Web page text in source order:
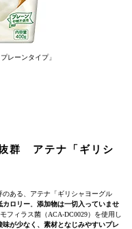
レーンタイプ」
群
アテナ「ギリシ
ある、アテナ「ギリシャヨーグル
カロリー
添加物は一切入っていませ
フィラス菌（ACA-DC0029）を使用し
味が少なく、素材となじみやすいプレ